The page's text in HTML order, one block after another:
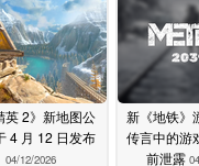
英 2》新地图公
4 月 12 日发布
04/12/2026
新《地铁》
传言中的游
前泄露